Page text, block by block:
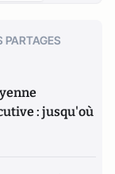
PARTAGES
: jusqu'où